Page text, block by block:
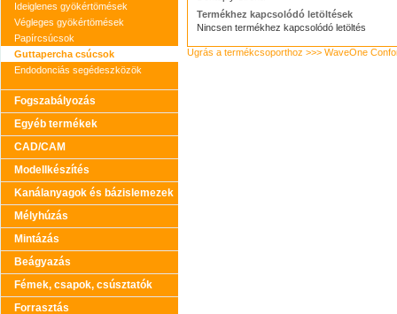
Ideiglenes gyökértömések
Végleges gyökértömések
Papírcsúcsok
Guttapercha csúcsok
Endodonciás segédeszközök
Fogszabályozás
Egyéb termékek
CAD/CAM
Modellkészítés
Kanálanyagok és bázislemezek
Mélyhúzás
Mintázás
Beágyazás
Fémek, csapok, csúsztatók
Forrasztás
Termékhez kapcsolódó letöltések
Nincsen termékhez kapcsolódó letöltés
Ugrás a termékcsoporthoz >>> WaveOne